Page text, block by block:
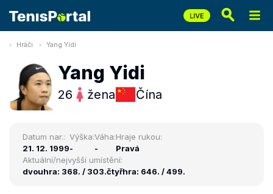
Hráči Yang Yidi
Yang Yidi
26 žena Čína
Datum nar.:
21. 12. 1999
Výška:
-
Váha:
-
Hraje rukou:
Pravá
Aktuální/nejvyšší umístění:
dvouhra: 368. / 303.čtyřhra: 646. / 499.